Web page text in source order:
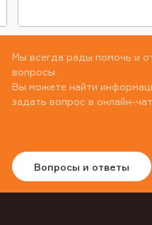
Мы всегда рады помочь и
вопросы.
Вы можете найти
задать вопрос в онлайн-
Вопросы и ответы